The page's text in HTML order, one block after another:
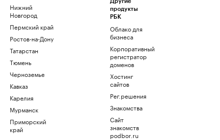
Нижний
Новгород
Пермский край
Ростов-на-Дону
Татарстан
Тюмень
Черноземье
Кавказ
Карелия
Мурманск
Приморский
край
продукты
РБК
Облако для
бизнеса
Корпоративный
регистратор
доменов
Хостинг
сайтов
Рег.решения
Знакомства
Сайт
знакомств
podbor.ru